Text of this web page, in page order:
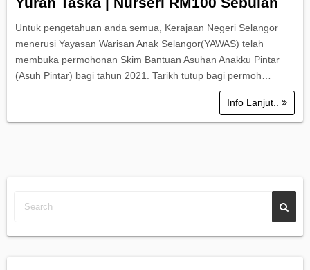
Untuk pengetahuan anda semua, Kerajaan Negeri Selangor
menerusi Yayasan Warisan Anak Selangor(YAWAS) telah
membuka permohonan Skim Bantuan Asuhan Anakku Pintar
(Asuh Pintar) bagi tahun 2021. Tarikh tutup bagi permoh…
Info Lanjut..